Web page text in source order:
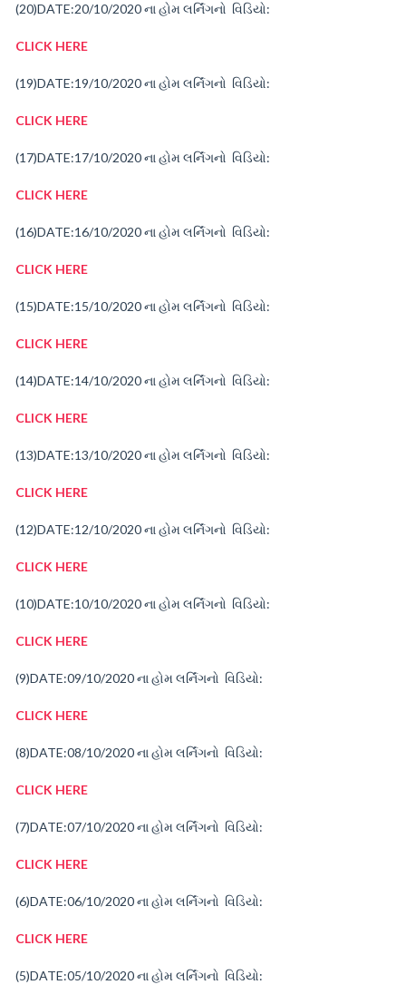
(20)DATE:20/10/2020ના હોમ લર્નિંગનો વિડિયો:
CLICK HERE
(19)DATE:19/10/2020ના હોમ લર્નિંગનો વિડિયો:
CLICK HERE
(17)DATE:17/10/2020ના હોમ લર્નિંગનો વિડિયો:
CLICK HERE
(16)DATE:16/10/2020ના હોમ લર્નિંગનો વિડિયો:
CLICK HERE
(15)DATE:15/10/2020ના હોમ લર્નિંગનો વિડિયો:
CLICK HERE
(14)DATE:14/10/2020ના હોમ લર્નિંગનો વિડિયો:
CLICK HERE
(13)DATE:13/10/2020ના હોમ લર્નિંગનો વિડિયો:
CLICK HERE
(12)DATE:12/10/2020ના હોમ લર્નિંગનો વિડિયો:
CLICK HERE
(10)DATE:10/10/2020ના હોમ લર્નિંગનો વિડિયો:
CLICK HERE
(9)DATE:09/10/2020ના હોમ લર્નિંગનો વિડિયો:
CLICK HERE
(8)DATE:08/10/2020ના હોમ લર્નિંગનો વિડિયો:
CLICK HERE
(7)DATE:07/10/2020ના હોમ લર્નિંગનો વિડિયો:
CLICK HERE
(6)DATE:06/10/2020ના હોમ લર્નિંગનો વિડિયો:
CLICK HERE
(5)DATE:05/10/2020ના હોમ લર્નિંગનો વિડિયો: